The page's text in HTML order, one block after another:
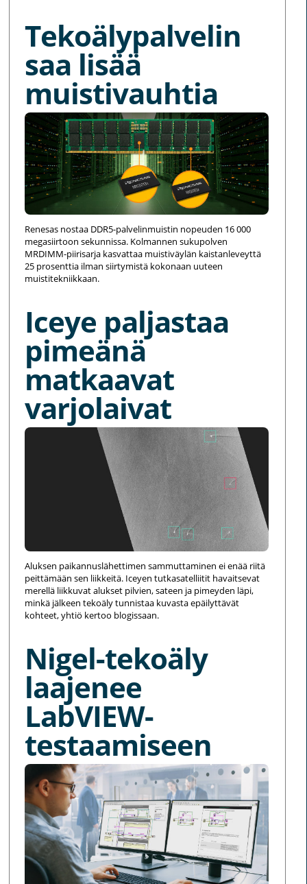
Tekoälypalvelin
saa lisää
muistivauhtia
Renesas nostaa DDR5-palvelinmuistin nopeuden 16 000
megasiirtoon sekunnissa. Kolmannen sukupolven
MRDIMM-piirisarja kasvattaa muistiväylän kaistanleveyttä
25 prosenttia ilman siirtymistä kokonaan uuteen
muistitekniikkaan.
Iceye paljastaa
pimeänä
matkaavat
varjolaivat
Aluksen paikannuslähettimen sammuttaminen ei enää riitä
peittämään sen liikkeitä. Iceyen tutkasatelliitit havaitsevat
merellä liikkuvat alukset pilvien, sateen ja pimeyden läpi,
minkä jälkeen tekoäly tunnistaa kuvasta epäilyttävät
kohteet, yhtiö kertoo blogissaan.
Nigel-tekoäly
laajenee
LabVIEW-
testaamiseen